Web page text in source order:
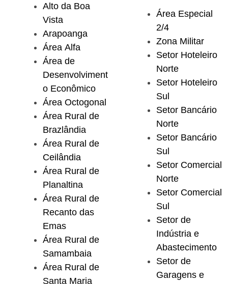
Alto da Boa
Vista
Arapoanga
Área Alfa
Área de
Desenvolviment
o Econômico
Área Octogonal
Área Rural de
Brazlândia
Área Rural de
Ceilândia
Área Rural de
Planaltina
Área Rural de
Recanto das
Emas
Área Rural de
Samambaia
Área Rural de
Santa Maria
Área Especial
2/4
Zona Militar
Setor Hoteleiro
Norte
Setor Hoteleiro
Sul
Setor Bancário
Norte
Setor Bancário
Sul
Setor Comercial
Norte
Setor Comercial
Sul
Setor de
Indústria e
Abastecimento
Setor de
Garagens e